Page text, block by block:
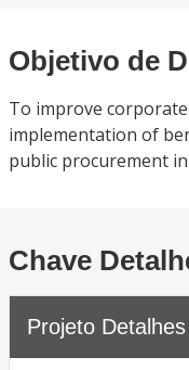
Objetivo de
To improve
implementation of
public procurement
Chave
Projeto Detalhes